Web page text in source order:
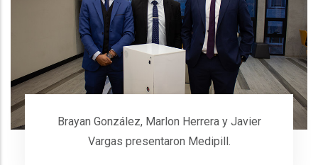
Brayan González, Marlon Herrera y Javier
Vargas presentaron Medipill.